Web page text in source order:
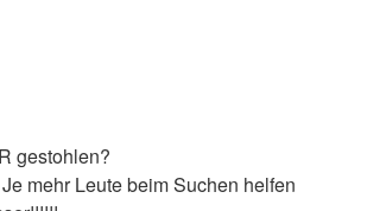
gestohlen?
mehr Leute beim Suchen helfen